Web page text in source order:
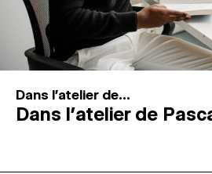
Dans l'atelier de...
Dans l’atelier de